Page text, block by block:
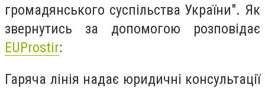
громадянського суспільства України". Як
звернутись за допомогою розповідає
EUProstir:
Гаряча лінія надає юридичні консультації